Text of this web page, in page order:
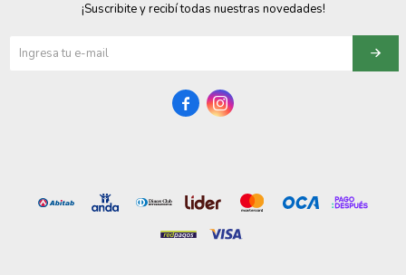
¡Suscribite y recibí todas nuestras novedades!
 